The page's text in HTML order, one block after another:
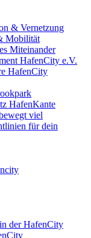
& Vernetzung
Mobilität
Miteinander
HafenCity e.V.
HafenCity
HafenKante
viel
für dein
der HafenCity